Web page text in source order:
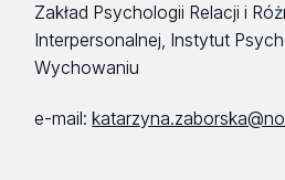
Zakład Psychologii Relacji i
Interpersonalnej, Instytut
Wychowaniu
e-mail: